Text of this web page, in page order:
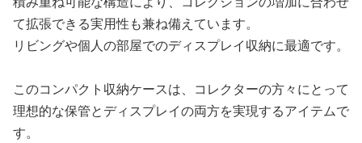
て拡張できる実用性も兼ね備えています。
リビングや個人の部屋でのディスプレイ収納に最適です。
このコンパクト収納ケースは、コレクターの方々にとって
理想的な保管とディスプレイの両方を実現するアイテムで
す。